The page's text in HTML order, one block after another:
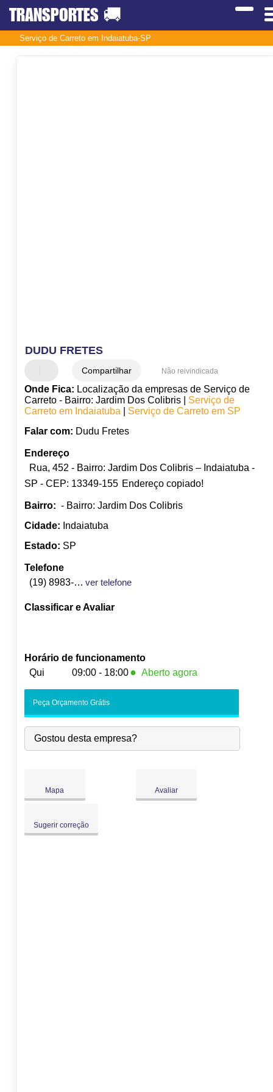
TRANSPORTES 🚚
Serviço de Carreto em Indaiatuba-SP
DUDU FRETES
Compartilhar Não reivindicada
Onde Fica: Localização da empresas de Serviço de
Carreto - Bairro: Jardim Dos Colibris | Serviço de
Carreto em Indaiatuba| Serviço de Carreto em SP
Falar com: Dudu Fretes
Endereço
Rua, 452 - Bairro: Jardim Dos Colibris – Indaiatuba -
SP - CEP: 13349-155 Endereço copiado!
Bairro: - Bairro: Jardim Dos Colibris
Cidade: Indaiatuba
Estado: SP
Telefone
(19) 8983-5151
ver telefone
Classificar e Avaliar
Horário de funcionamento
Qui
09:00 - 18:00 ● Aberto agora
-
Qua:
09:00-18:00
Qui:
09:00-18:00 ●
Peça Orçamento Grátis
Gostou desta empresa?
Mapa Avaliar
Sugerir correção